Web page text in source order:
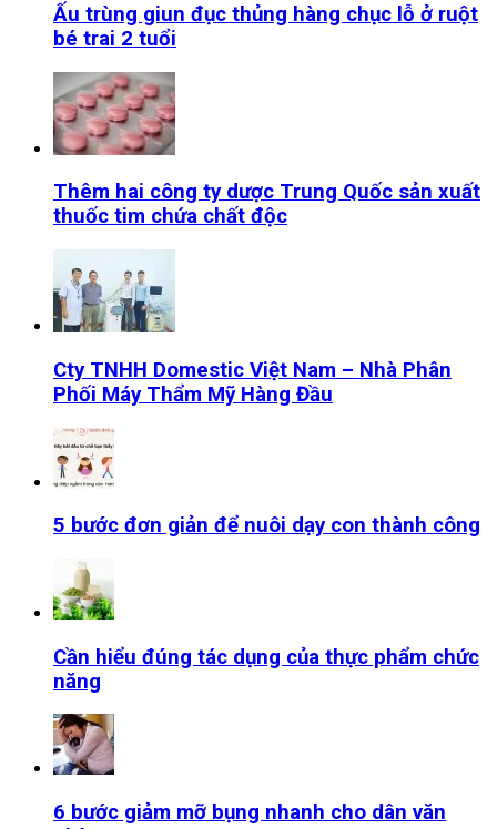
Ấu trùng giun đục thủng hàng chục lỗ ở ruột
bé trai 2 tuổi
Thêm hai công ty dược Trung Quốc sản xuất
thuốc tim chứa chất độc
Cty TNHH Domestic Việt Nam – Nhà Phân
Phối Máy Thẩm Mỹ Hàng Đầu
5 bước đơn giản để nuôi dạy con thành công
Cần hiểu đúng tác dụng của thực phẩm chức
năng
6 bước giảm mỡ bụng nhanh cho dân văn